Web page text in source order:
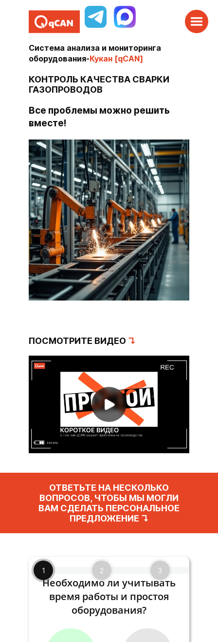
Система анализа и мониторинга
оборудования-Кукан [qCAN]
КОНТРОЛЬ КАЧЕСТВА СВАРКИ
ГАЗОПРОВОДОВ
Все проблемы можно решить
вместе!
ПОСМОТРИТЕ ВИДЕО ↴
ОТВЕТЬТЕ НА НЕСКОЛЬКО
ВОПРОСОВ, ЧТОБЫ МЫ МОГЛИ
ВАМ СДЕЛАТЬ ПЕРСОНАЛЬНОЕ
ПРЕДЛОЖЕНИЕ ↴
1 2 3
Необходимо ли учитывать
время работы и простоя
оборудования?